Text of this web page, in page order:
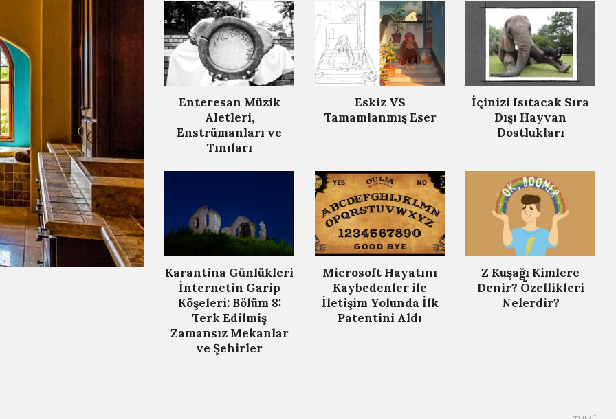
Enteresan Müzik
Aletleri,
Enstrümanları ve
Tınıları
Eskiz VS
Tamamlanmış Eser
İçinizi Isıtacak Sıra
Dışı Hayvan
Dostlukları
Karantina Günlükleri
İnternetin Garip
Köşeleri: Bölüm 8:
Terk Edilmiş
Zamansız Mekanlar
ve Şehirler
Microsoft Hayatını
Kaybedenler ile
İletişim Yolunda İlk
Patentini Aldı
Z Kuşağı Kimlere
Denir? Özellikleri
Nelerdir?